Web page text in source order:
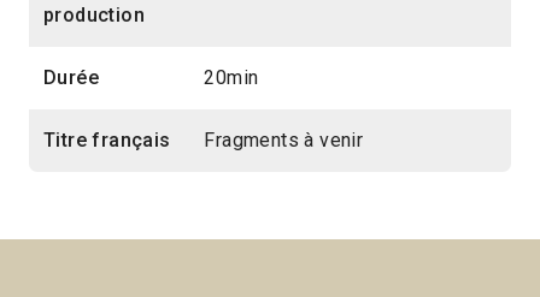
production
Durée 20min
Titre français Fragments à venir